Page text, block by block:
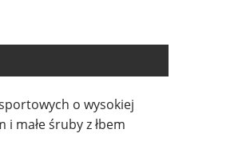
o wysokiej
małe śruby z łbem